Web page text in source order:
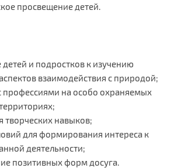
просвещение детей.
детей и подростков к изучению
взаимодействия с природой;
профессиями на особо охраняемых
творческих навыков;
для формирования интереса к
деятельности;
позитивных форм досуга.